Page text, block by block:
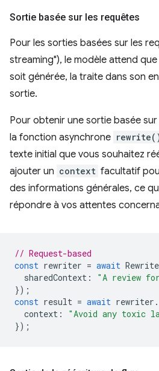
Sortie basée sur les requêtes
Pour les sorties basées sur les
streaming"), le modèle attend
soit générée, la traite dans son
sortie.
Pour obtenir une sortie basée
la fonction asynchrone
texte initial que vous souhaitez
ajouter un context facultatif
des informations générales, ce
répondre à vos attentes
// Request-based
const rewriter = await
sharedContext :
"A review
});
const result = await rewriter .
context :
"Avoid any toxic
});